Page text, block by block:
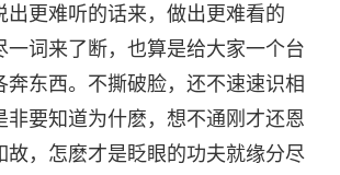
出更难听的话来，做出更难看的
一词来了断，也算是给大家一个台
奔东西。不撕破脸，还不速速识相
非要知道为什麽，想不通刚才还恩
故，怎麽才是眨眼的功夫就缘分尽